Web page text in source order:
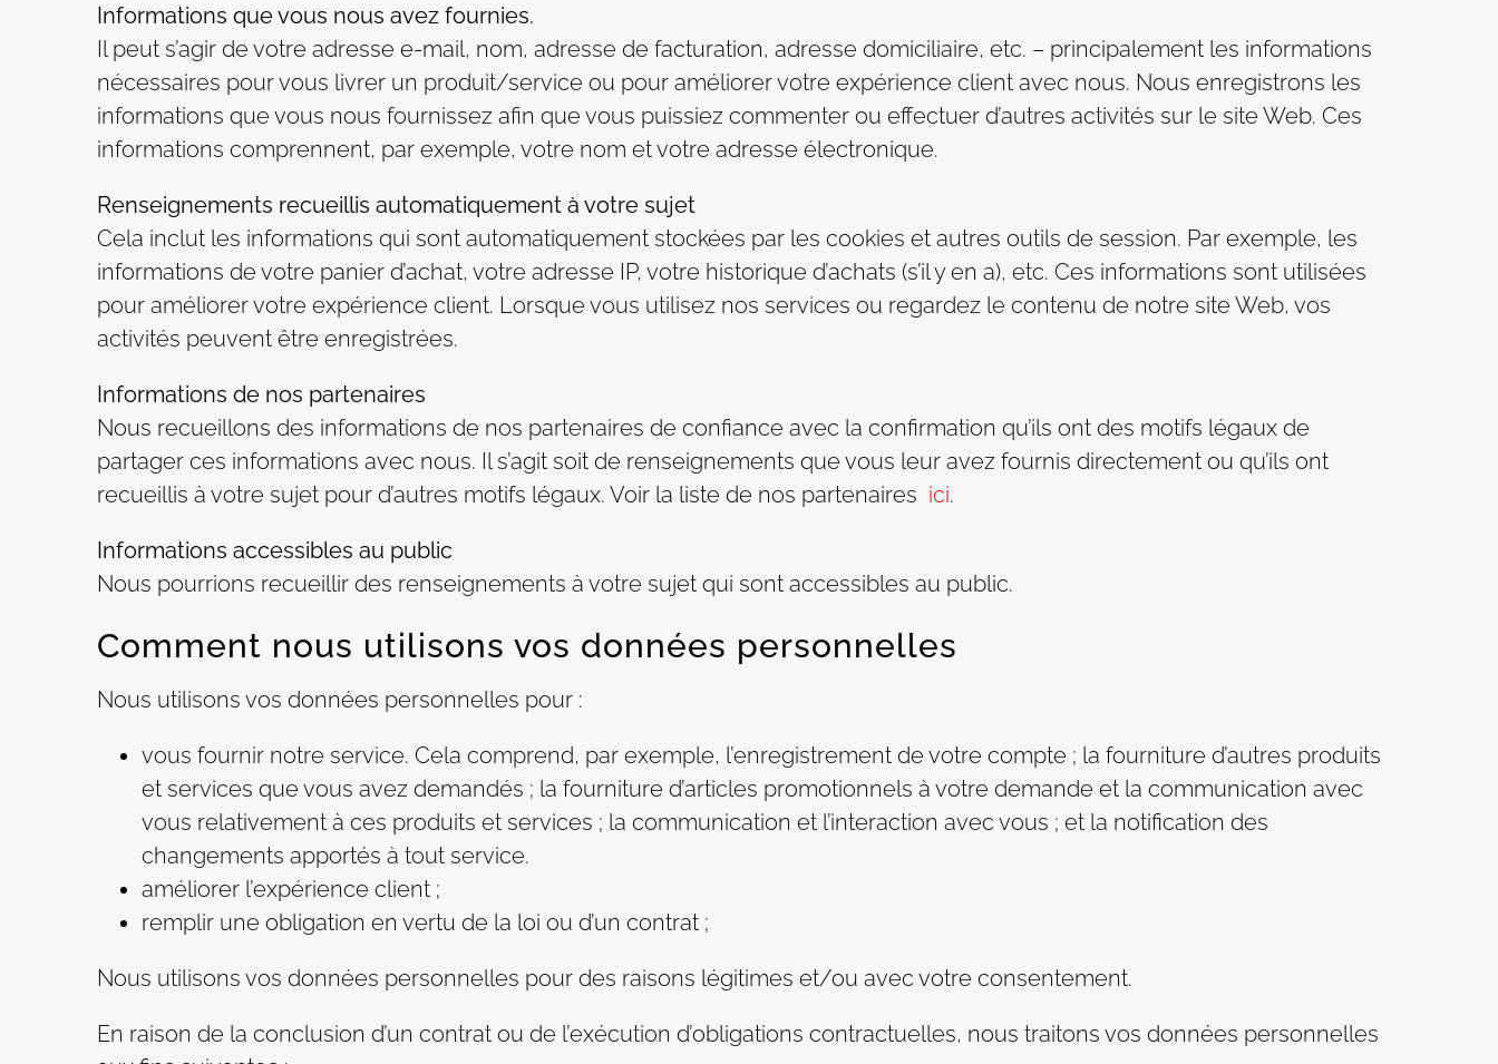
Informations que vous nous avez fournies.
Il peut s’agir de votre adresse e-mail, nom, adresse de facturation, adresse domiciliaire, etc. – principalement les informations
nécessaires pour vous livrer un produit/service ou pour améliorer votre expérience client avec nous. Nous enregistrons les
informations que vous nous fournissez afin que vous puissiez commenter ou effectuer d’autres activités sur le site Web. Ces
informations comprennent, par exemple, votre nom et votre adresse électronique.
Renseignements recueillis automatiquement à votre sujet
Cela inclut les informations qui sont automatiquement stockées par les cookies et autres outils de session. Par exemple, les
informations de votre panier d’achat, votre adresse IP, votre historique d’achats (s’il y en a), etc. Ces informations sont utilisées
pour améliorer votre expérience client. Lorsque vous utilisez nos services ou regardez le contenu de notre site Web, vos
activités peuvent être enregistrées.
Informations de nos partenaires
Nous recueillons des informations de nos partenaires de confiance avec la confirmation qu’ils ont des motifs légaux de
partager ces informations avec nous. Il s’agit soit de renseignements que vous leur avez fournis directement ou qu’ils ont
recueillis à votre sujet pour d’autres motifs légaux. Voir la liste de nos partenaires ici.
Informations accessibles au public
Nous pourrions recueillir des renseignements à votre sujet qui sont accessibles au public.
Comment nous utilisons vos données personnelles
Nous utilisons vos données personnelles pour :
vous fournir notre service. Cela comprend, par exemple, l’enregistrement de votre compte ; la fourniture d’autres produits
et services que vous avez demandés ; la fourniture d’articles promotionnels à votre demande et la communication avec
vous relativement à ces produits et services ; la communication et l’interaction avec vous ; et la notification des
changements apportés à tout service.
améliorer l’expérience client ;
remplir une obligation en vertu de la loi ou d’un contrat ;
Nous utilisons vos données personnelles pour des raisons légitimes et/ou avec votre consentement.
En raison de la conclusion d’un contrat ou de l’exécution d’obligations contractuelles, nous traitons vos données personnelles